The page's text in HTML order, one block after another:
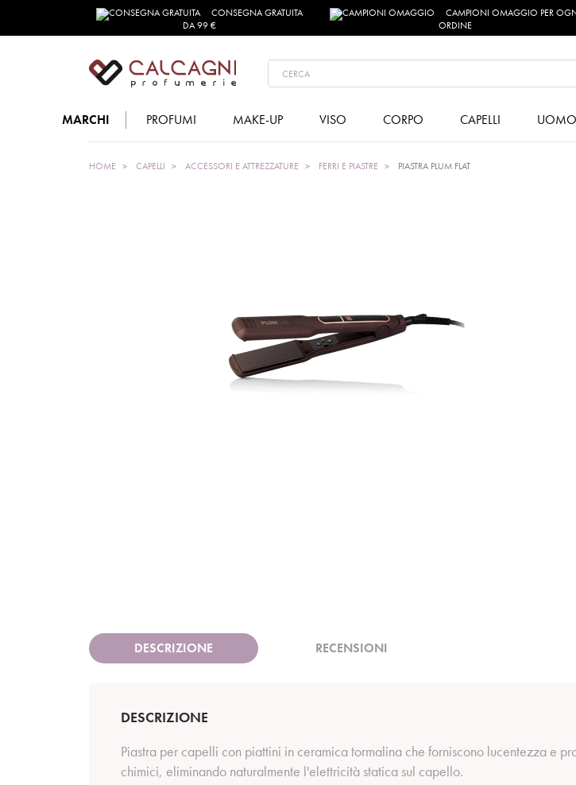
CONSEGNA GRATUITA
DA 99 €
CAMPIONI OMAGGIO PER
ORDINE
MARCHI PROFUMI MAKE-UP VISO CORPO CAPELLI UOMO
HOME CAPELLI ACCESSORI E ATTREZZATURE FERRI E PIASTRE PIASTRA PLUM FLAT
DESCRIZIONE RECENSIONI
DESCRIZIONE
Piastra per capelli con piattini in ceramica tormalina che forniscono lucentezza e
chimici, eliminando naturalmente l'elettricità statica sul capello.